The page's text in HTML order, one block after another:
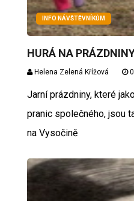
INFO NÁVŠTĚVNÍKŮM
HURÁ NA
Helena Zelená Křížová
Jarní prázdniny, které
pranic společného, jsou
na Vysočině